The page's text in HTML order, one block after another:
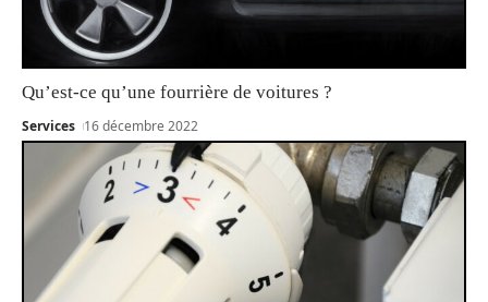
Qu’est-ce qu’une fourrière de voitures ?
Services 16 décembre 2022